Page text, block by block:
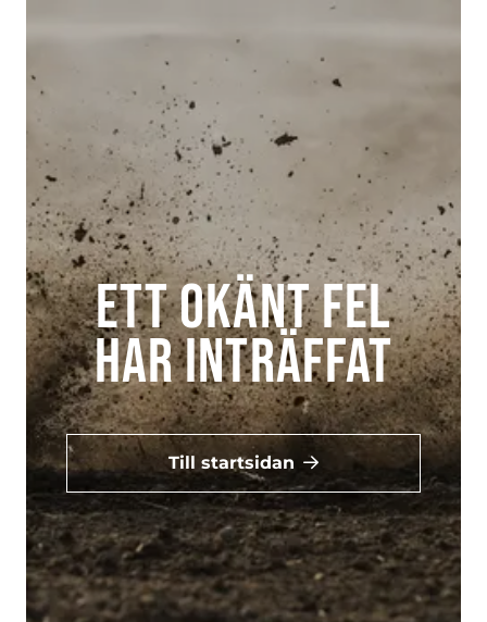
Ett okänt fel
har inträffat
Till startsidan